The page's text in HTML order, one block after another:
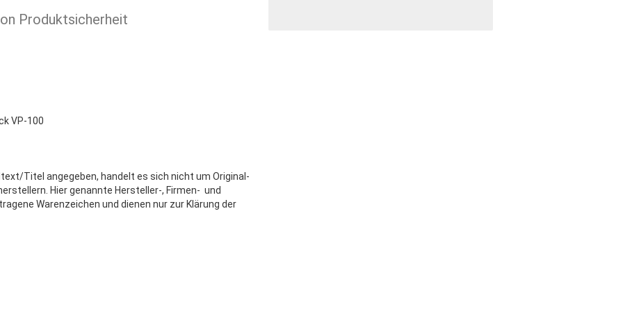
Produktsicherheit
VP-100
Titel angegeben, handelt es sich nicht um Original-
Hier genannte Hersteller-, Firmen- und
Warenzeichen und dienen nur zur Klärung der